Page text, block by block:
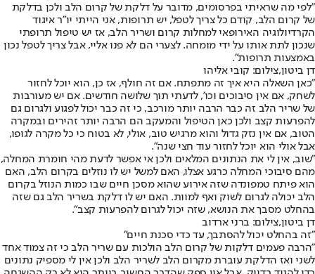
"לפי מה שראיתי בפרסומים, מדובר על דלקת של קרום הלב ולכן בדלקת
של קרום הלב, קודם כל צריך לטפל, יש תרופות, אני הייתי יו"ר איגוד
הקרדיולוגיה האירופאי למחלות קרום ושריר הלב, אז יש טיפול תרופתי
שנכון לתת אותו על ידי מומחה. לצערי הם לא פנו אליי, אבל צריך לטפל נכון
באמצעות תרופות".
דן ביטון,צילום: קובי אליהו
"כאן השאלה היא איך זה מתפתח. אם זה חולף, אז כן, הוא יוכל לחזור
לשחק, אם אין סיבוכים וכו', לדעתי תוך שלושה חודשים. אם יש מעורבות
של שריר הלב זה כבר הרבה יותר מורכב, כי זה כבר יכול לפגוע ולגרום גם
להפרעות קצב ולכן כאן הטיפול והמעקב הם הרבה יותר זהירים ובמקרה
הטוב, אם אין נזק גדול והוא מרגיש טוב, אולי, לא בטוח כי כל מקרה לגופו,
אבל אולי הוא יוכל לחזור עוד חצי שנה".
"שוב, אין לי את הנתונים המלאים ולכן אי אפשר לדעת מהי חומרת המחלה,
מהם סיבוכי המחלה כרגע אצלו, האם למשל יש לו נוזלים בקרום הלב, האם
הוא פיתח טמפונדה שזה אירוע שהוא מסכן חיים שבו כמות הנוזל בקרום
הלב יכולה לגרום לשוק ואף למוות. האם יש לו דלקת בשריר הלב גם שזה
בהחלט מסבך את הנושא, שזה יכול לגרום להפרעות קצב".
דן ביטון,צילום: ברני ארדוב
"זה בהחלט יכול להסתבך, עד כדי סכנת חיים"
"הרבה פעמים דלקות של קרום הלב הולכות עם שריר הלב כי זה צמוד אחד
לשני ואז הדלקת עוברת מקרום הלב לשריר הלב ולכן אין לי מספיק נתונים